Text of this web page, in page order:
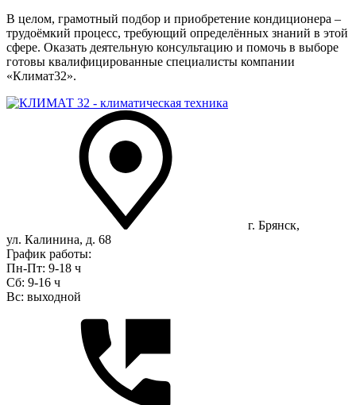
В целом, грамотный подбор и приобретение кондиционера –
трудоёмкий процесс, требующий определённых знаний в этой
сфере. Оказать деятельную консультацию и помочь в выборе
готовы квалифицированные специалисты компании
«Климат32».
г. Брянск,
ул. Калинина, д. 68
График работы:
Пн-Пт: 9-18 ч
Сб: 9-16 ч
Вс: выходной